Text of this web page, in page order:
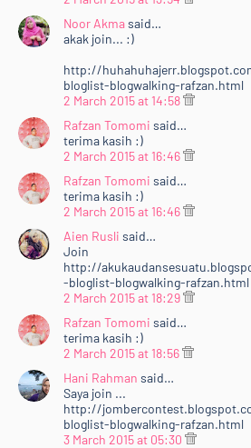
n-bloglist-blogwalking-
target="_blank">entri ini</
</div>
<div style="text-align:
<br /></div>
<div style="text-align:
<b>15 URL blog</b> akan dipilih
Rafzan Tomomi dan 12 lagi akan
href="http://random.org/
</b>dan akan diletakkan ke
href="http://
target="_blank">#BLOGLIST</
akan ada <i>special
href="http://
target="_blank"><i>page</i>
muncul di <i>side-bar</i>
href="http://
target="_blank">Rafzan Tomomi
Keputusan 15 URL bertuah akan
April 2015 (Rabu)</b>. Jom
kawan :)</div>
Noor Akmasaid…
akak join... :)
http://
bloglist-blogwalking-rafzan.html
2 March 2015 at 14:58
Rafzan Tomomi said…
terima kasih :)
2 March 2015 at 16:46
Rafzan Tomomi said…
terima kasih :)
2 March 2015 at 16:46
Aien Rusli said…
Join
http://
-bloglist-blogwalking-rafzan.html
2 March 2015 at 18:29
Rafzan Tomomi said…
terima kasih :)
2 March 2015 at 18:56
Hani Rahman said…
Saya join ...
http://
bloglist-blogwalking-rafzan.html
3 March 2015 at 05:30